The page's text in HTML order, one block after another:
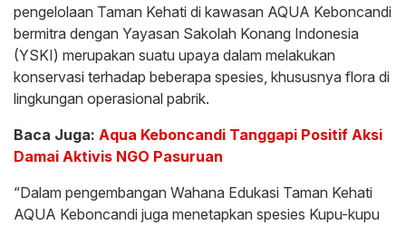
pengelolaan Taman Kehati di kawasan AQUA Keboncandi
bermitra dengan Yayasan Sakolah Konang Indonesia
(YSKI) merupakan suatu upaya dalam melakukan
konservasi terhadap beberapa spesies, khususnya flora di
lingkungan operasional pabrik.
Baca Juga: Aqua Keboncandi Tanggapi Positif Aksi
Damai Aktivis NGO Pasuruan
“Dalam pengembangan Wahana Edukasi Taman Kehati
AQUA Keboncandi juga menetapkan spesies Kupu-kupu